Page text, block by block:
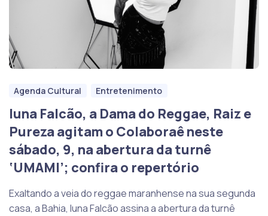
Agenda Cultural Entretenimento
Iuna Falcão, a Dama do Reggae, Raiz e
Pureza agitam o Colaboraê neste
sábado, 9, na abertura da turnê
‘UMAMI’; confira o repertório
Exaltando a veia do reggae maranhense na sua segunda
casa, a Bahia, Iuna Falcão assina a abertura da turnê